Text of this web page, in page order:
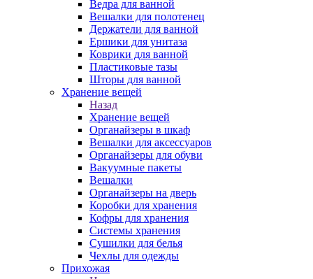
Ведра для ванной
Вешалки для полотенец
Держатели для ванной
Ершики для унитаза
Коврики для ванной
Пластиковые тазы
Шторы для ванной
Хранение вещей
Назад
Хранение вещей
Органайзеры в шкаф
Вешалки для аксессуаров
Органайзеры для обуви
Вакуумные пакеты
Вешалки
Органайзеры на дверь
Коробки для хранения
Кофры для хранения
Системы хранения
Сушилки для белья
Чехлы для одежды
Прихожая